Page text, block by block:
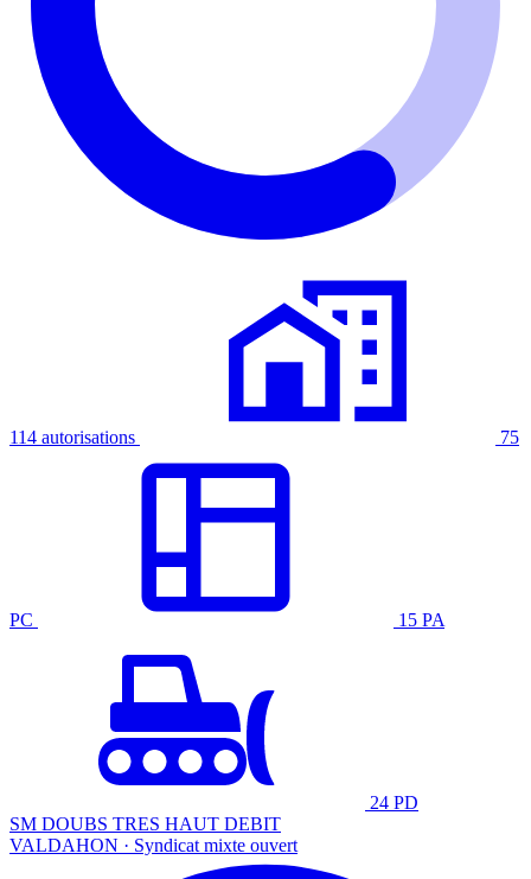
114 autorisations 75
PC 15 PA
24 PD
SM DOUBS TRES HAUT DEBIT
VALDAHON · Syndicat mixte ouvert